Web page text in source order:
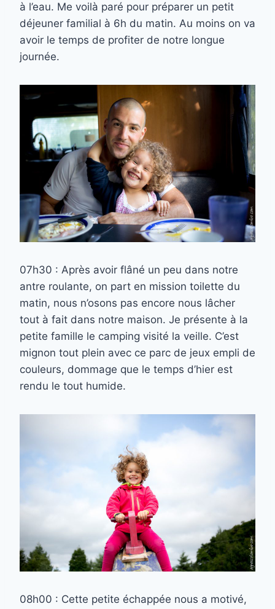
à l’eau. Me voilà paré pour préparer un petit
déjeuner familial à 6h du matin. Au moins on va
avoir le temps de profiter de notre longue
journée.
07h30 : Après avoir flâné un peu dans notre
antre roulante, on part en mission toilette du
matin, nous n’osons pas encore nous lâcher
tout à fait dans notre maison. Je présente à la
petite famille le camping visité la veille. C’est
mignon tout plein avec ce parc de jeux empli de
couleurs, dommage que le temps d’hier est
rendu le tout humide.
08h00 : Cette petite échappée nous a motivé,